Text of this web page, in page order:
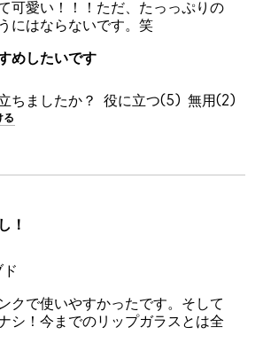
可愛い！！！ただ、たっっぷりの
にはならないです。笑
めしたいです
ちましたか？ 5 2
る
！
クで使いやすかったです。そして
シ！今までのリップガラスとは全